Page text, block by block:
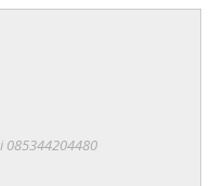
085344204480